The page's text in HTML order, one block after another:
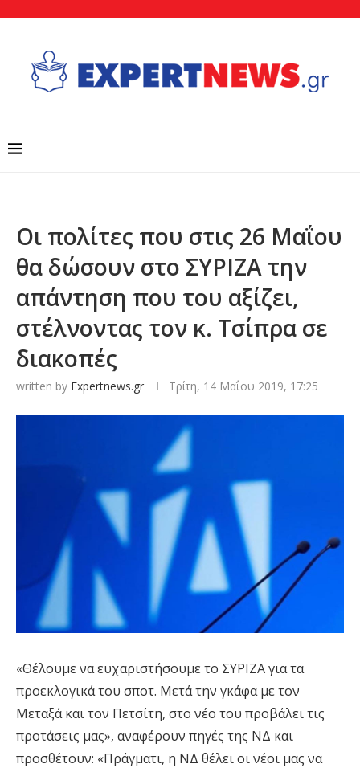
Οι πολίτες που στις 26 Μαΐου
θα δώσουν στο ΣΥΡΙΖΑ την
απάντηση που του αξίζει,
στέλνοντας τον κ. Τσίπρα σε
διακοπές
written by Expertnews.gr Τρίτη, 14 Μαΐου 2019, 17:25
«Θέλουμε να ευχαριστήσουμε το ΣΥΡΙΖΑ για τα
προεκλογικά του σποτ. Μετά την γκάφα με τον
Μεταξά και τον Πετσίτη, στο νέο του προβάλει τις
προτάσεις μας», αναφέρουν πηγές της ΝΔ και
προσθέτουν: «Πράγματι, η ΝΔ θέλει οι νέοι μας να